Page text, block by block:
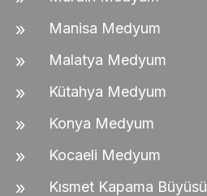
Manisa Medyum
Malatya Medyum
Kütahya Medyum
Konya Medyum
Kocaeli Medyum
Kısmet Kapama Büyüsü